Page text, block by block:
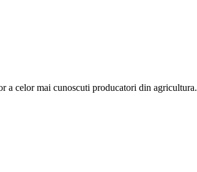
a celor mai cunoscuti producatori din agricultura.